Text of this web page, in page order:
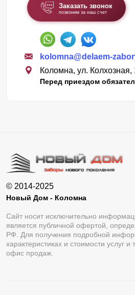
Заказать звонок
позвоним за наш счет
kolomna@delaem-
Коломна, ул. Колхозная,
Перед приездом
© 2014-2025
Новый Дом - Коломна
Сайт носит исключительно
является публичной офертой,
РФ. Для получения подробной
характеристиках и стоимости услуг
офис продаж.